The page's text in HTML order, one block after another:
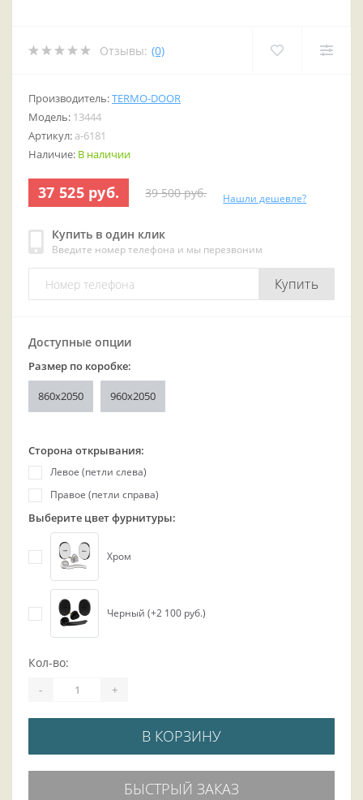
Отзывы: (0)
Производитель:TERMO-DOOR
Модель: 13444
Артикул: a-6181
Наличие: В наличии
37 525 руб. 39 500 руб. Нашли дешевле?
Купить в один клик
Введите номер телефона и мы перезвоним
Купить
Доступные опции
Размер по коробке:
860x2050 960x2050
Сторона открывания:
Левое (петли слева)
Правое (петли справа)
Выберите цвет фурнитуры:
Хром
Черный (+2 100 руб.)
Кол-во:
- +
В КОРЗИНУ
БЫСТРЫЙ ЗАКАЗ